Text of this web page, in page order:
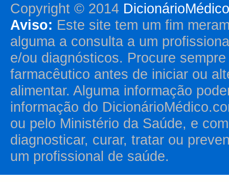
Copyright © 2014
Aviso: Este site tem um fim
alguma a consulta a um
e/ou diagnósticos. Procure
farmacêutico antes de iniciar ou
alimentar. Alguma informação
informação do
ou pelo Ministério da Saúde, e
diagnosticar, curar, tratar ou
um profissional de saúde.